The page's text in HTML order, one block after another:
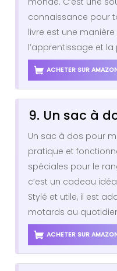
connaissance pour
livre est une
l’apprentissage et
ACHETER SUR
9. Un sac à
Un sac à dos pour
pratique et
spéciales pour le
c’est un cadeau
Stylé et utile, il est
motards au
ACHETER SUR